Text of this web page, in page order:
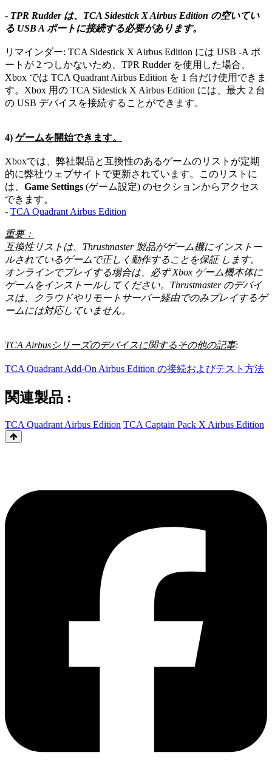
- TPR Rudder は、TCA Sidestick X Airbus Edition の空いてい
る USB A ポートに接続する必要があります。
リマインダー: TCA Sidestick X Airbus Edition には USB ‑A ポ
ートが 2 つしかないため、TPR Rudder を使用した場合、
Xbox では TCA Quadrant Airbus Edition を 1 台だけ使用できま
す。Xbox 用の TCA Sidestick X Airbus Edition には、最大 2 台
の USB デバイスを接続することができます。
4) ゲームを開始できます。
Xboxでは、弊社製品と互換性のあるゲームのリストが定期
的に弊社ウェブサイトで更新されています。このリストに
は、 Game Settings (ゲーム設定) のセクションからアクセス
できます。
- TCA Quadrant Airbus Edition
重要：
互換性リストは、Thrustmaster 製品がゲーム機にインストー
ルされているゲームで正しく動作することを保証 します。
オンラインでプレイする場合は、必ず Xbox ゲーム機本体に
ゲームをインストールしてください。Thrustmaster のデバイ
スは、クラウドやリモートサーバー経由でのみプレイするゲ
ームには対応していません。
TCA Airbusシリーズのデバイスに関するその他の記事:
TCA Quadrant Add-On Airbus Edition の接続およびテスト方法
関連製品 :
TCA Quadrant Airbus Edition TCA Captain Pack X Airbus Edition